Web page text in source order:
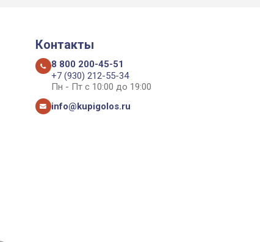
Контакты
8 800 200-45-51
+7 (930) 212-55-34
Пн - Пт с 10:00 до 19:00
info@kupigolos.ru